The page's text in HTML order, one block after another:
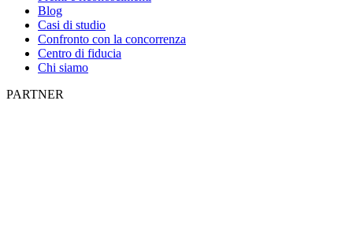
Blog
Casi di studio
Confronto con la concorrenza
Centro di fiducia
Chi siamo
PARTNER